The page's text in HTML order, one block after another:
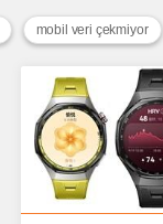
mobil veri çekmiyor